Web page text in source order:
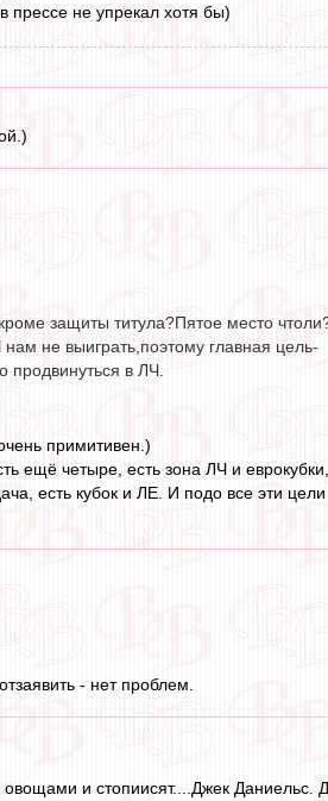
не упрекал хотя бы)
защиты титула?Пятое место
не выиграть,поэтому главная цель-
продвинуться в ЛЧ.
примитивен.)
ещё четыре, есть зона ЛЧ и
есть кубок и ЛЕ. И подо все эти
- нет проблем.
и стопиисят....Джек Даниельс.